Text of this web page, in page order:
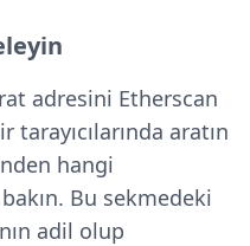
adresini Etherscan
aratın
hangi
Bu sekmedeki
adil olup